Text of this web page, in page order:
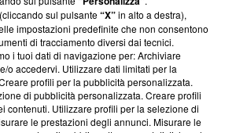
sul pulsante“X”in alto a destra),
impostazioni predefinite che non consentono
di tracciamento diversi dai tecnici.
i tuoi dati di navigazione per: Archiviare
o accedervi. Utilizzare dati limitati per la
profili per la pubblicità personalizzata.
di pubblicità personalizzata. Creare profili
contenuti. Utilizzare profili per la selezione di
le prestazioni degli annunci. Misurare le